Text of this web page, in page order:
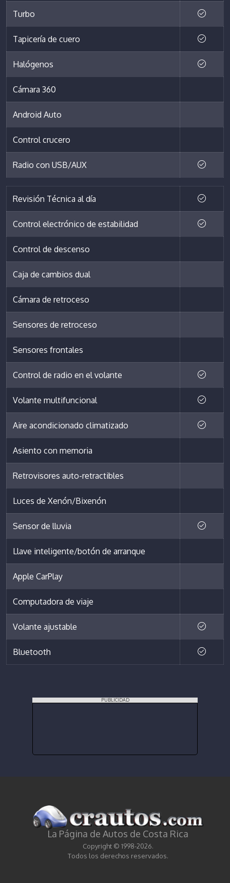
Turbo
Tapicería de cuero
Halógenos
Cámara 360
Android Auto
Control crucero
Radio con USB/AUX
Revisión Técnica al día
Control electrónico de estabilidad
Control de descenso
Caja de cambios dual
Cámara de retroceso
Sensores de retroceso
Sensores frontales
Control de radio en el volante
Volante multifuncional
Aire acondicionado climatizado
Asiento con memoria
Retrovisores auto-retractibles
Luces de Xenón/Bixenón
Sensor de lluvia
Llave inteligente/botón de arranque
Apple CarPlay
Computadora de viaje
Volante ajustable
Bluetooth
PUBLICIDAD
La Página de Autos de Costa Rica
Copyright © 1998-2026.
Todos los derechos reservados.